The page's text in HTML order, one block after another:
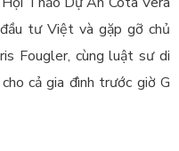
tư Việt và gặp gỡ chủ
Fougler, cùng luật sư di
cả gia đình trước giờ G